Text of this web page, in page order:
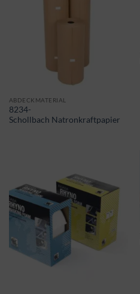
ABDECKMATERIAL
8234-
Schollbach Natronkraftpapier